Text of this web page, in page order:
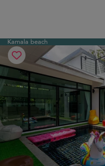
Kamala beach